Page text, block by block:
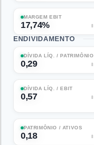
MARGEM EBIT
17,74%
ENDIVIDAMENTO
DÍVIDA LÍQ. / PATRIMÔNIO
0,29
DÍVIDA LÍQ. / EBIT
0,57
PATRIMÔNIO / ATIVOS
0,18